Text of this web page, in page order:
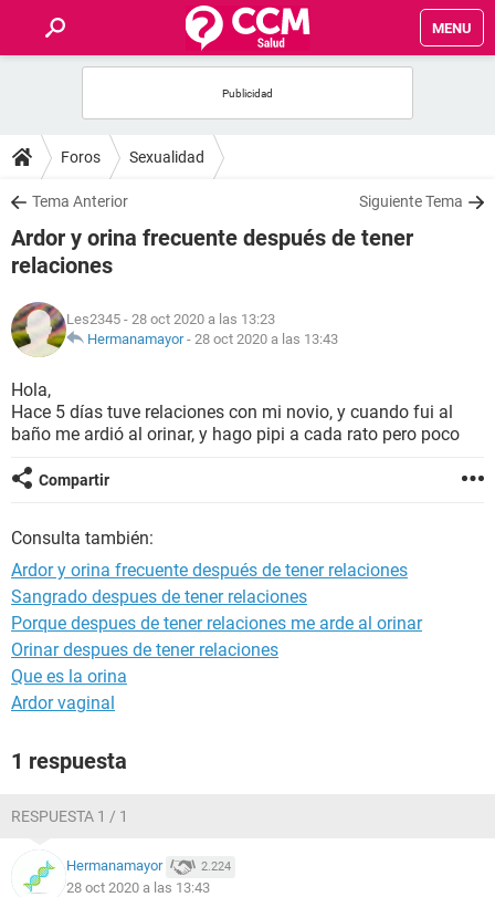
MENU
FOROS
SALUD
FAMILIA
NUTRICIÓN
SEXUALIDAD
GLOSARIO
Foros Sexualidad
Tema Anterior Siguiente Tema
Ardor y orina frecuente después de tener
relaciones
Les2345 - 28 oct 2020 a las 13:23
Hermanamayor- 28 oct 2020 a las 13:43
Hola,
Hace 5 días tuve relaciones con mi novio, y cuando fui al
baño me ardió al orinar, y hago pipi a cada rato pero poco
Compartir
Consulta también:
Ardor y orina frecuente después de tener relaciones
Sangrado despues de tener relaciones
Porque despues de tener relaciones me arde al orinar
Orinar despues de tener relaciones
Que es la orina
Ardor vaginal
1 respuesta
RESPUESTA 1 / 1
Hermanamayor 2.224
28 oct 2020 a las 13:43